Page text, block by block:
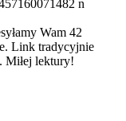
Wam 42
Link tradycyjnie
Miłej lektury!